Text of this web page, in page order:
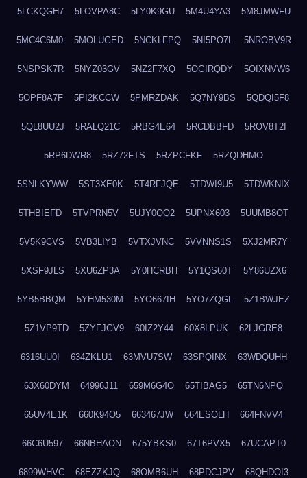
5LCKQGH7 5LOVPA8C 5LY0K9GU 5M4U4YA3 5M8JMWFU
5MC4C6M0 5MOLUGED 5NCKLFPQ 5NI5PO7L 5NROBV9R
5NSPSK7R 5NYZ03GV 5NZ2F7XQ 5OGIRQDY 5OIXNVW6
5OPF8A7F 5PI2KCCW 5PMRZDAK 5Q7NY9BS 5QDQI5F8
5QL8UU2J 5RALQ21C 5RBG4E64 5RCDBBFD 5ROV8T2I
5RP6DWR8 5RZ72FTS 5RZPCFKF 5RZQDHMO
5SNLKYWW 5ST3XE0K 5T4RFJQE 5TDWI9U5 5TDWKNIX
5THBIEFD 5TVPRN5V 5UJY0QQ2 5UPNX603 5UUMB8OT
5V5K9CVS 5VB3LIYB 5VTXJVNC 5VVNNS1S 5XJ2MR7Y
5XSF9JLS 5XU6ZP3A 5Y0HCRBH 5Y1QS60T 5Y86UZX6
5YB5BBQM 5YHM530M 5YO667IH 5YO7ZQGL 5Z1BWJEZ
5Z1VP9TD 5ZYFJGV9 60IZ2Y44 60X8LPUK 62LJGRE8
6316UU0I 634ZKLU1 63MVU7SW 63SPQINX 63WDQUHH
63X60DYM 64996J11 659M6G4O 65TIBAG5 65TN6NPQ
65UV4E1K 660K94O5 663467JW 664ESOLH 664FNVV4
66C6U597 66NBHAON 675YBKS0 67T6PVX5 67UCAPT0
6899WHVC 68EZZKJQ 68OMB6UH 68PDCJPV 68QHDOI3